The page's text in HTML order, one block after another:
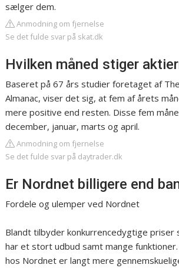
sælger dem.
Anmodning om fjernelse
Se det fulde svar på skat.dk
Hvilken måned stiger
Baseret på 67 års studier foretaget af
Almanac, viser det sig, at fem af årets
mere positive end resten. Disse fem
december, januar, marts og april.
Anmodning om fjernelse
Se det fulde svar på daytrader.dk
Er Nordnet billigere end
Fordele og ulemper ved Nordnet
Blandt tilbyder konkurrencedygtige priser
har et stort udbud samt mange
hos Nordnet er langt mere